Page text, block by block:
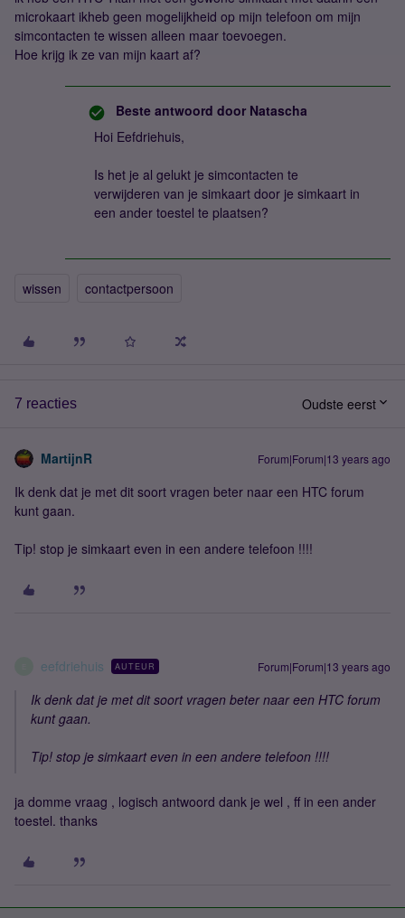
microkaart ikheb geen mogelijkheid op mijn telefoon om mijn
simcontacten te wissen alleen maar toevoegen.
Hoe krijg ik ze van mijn kaart af?
Beste antwoord door Natascha
Hoi Eefdriehuis,
Is het je al gelukt je simcontacten te
verwijderen van je simkaart door je simkaart in
een ander toestel te plaatsen?
wissen contactpersoon
7 reacties Oudste eerst
MartijnR Forum|Forum|13 years ago
Ik denk dat je met dit soort vragen beter naar een HTC forum
kunt gaan.
Tip! stop je simkaart even in een andere telefoon !!!!
eefdriehuis AUTEUR Forum|Forum|13 years ago
Ik denk dat je met dit soort vragen beter naar een HTC forum
kunt gaan.
Tip! stop je simkaart even in een andere telefoon !!!!
ja domme vraag , logisch antwoord dank je wel , ff in een ander
toestel. thanks